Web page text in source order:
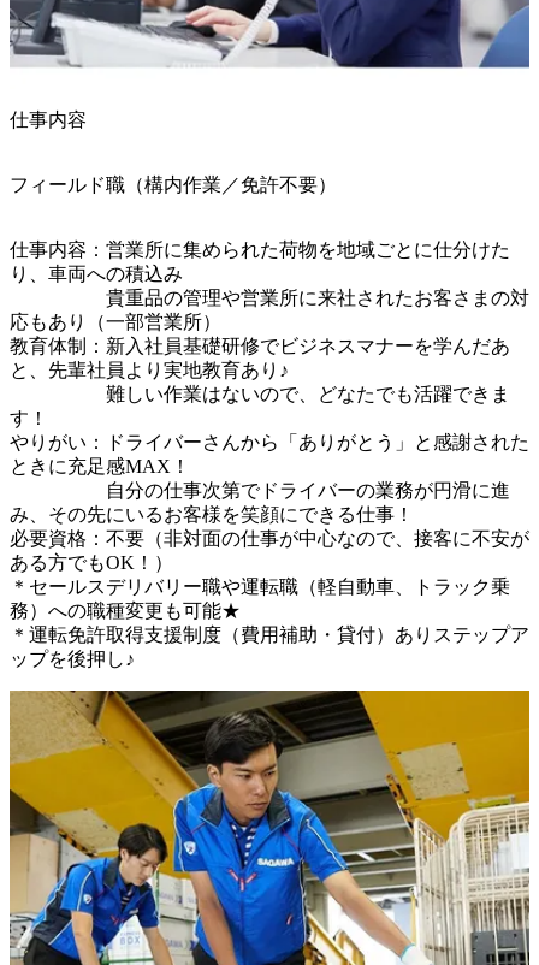
仕事内容
フィールド職（構内作業／免許不要）
仕事内容：営業所に集められた荷物を地域ごとに仕分けた
り、車両への積込み
貴重品の管理や営業所に来社されたお客さまの対
応もあり（一部営業所）
教育体制：新入社員基礎研修でビジネスマナーを学んだあ
と、先輩社員より実地教育あり♪
難しい作業はないので、どなたでも活躍できま
す！
やりがい：ドライバーさんから「ありがとう」と感謝された
ときに充足感MAX！
自分の仕事次第でドライバーの業務が円滑に進
み、その先にいるお客様を笑顔にできる仕事！
必要資格：不要（非対面の仕事が中心なので、接客に不安が
ある方でもOK！）
＊セールスデリバリー職や運転職（軽自動車、トラック乗
務）への職種変更も可能★
＊運転免許取得支援制度（費用補助・貸付）ありステップア
ップを後押し♪